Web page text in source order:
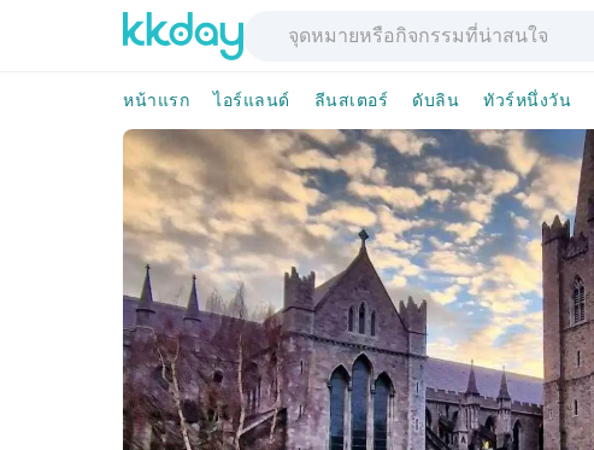
หน้าแรก ไอร์แลนด์ ลีนสเตอร์ ดับลิน ทัวร์หนึ่งวัน